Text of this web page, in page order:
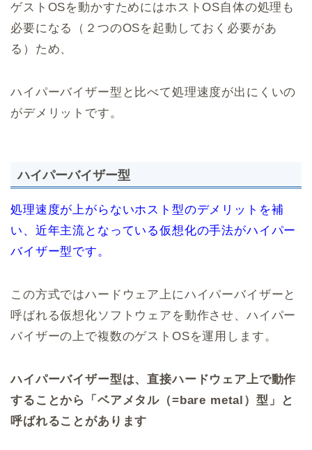
ゲストOSを動かすためにはホストOS自体の処理も
必要になる（２つのOSを起動しておく必要があ
る）ため、
ハイパーバイザー型と比べて処理速度が出にくいの
がデメリットです。
ハイパーバイザー型
処理速度が上がらないホスト型のデメリットを補
い、近年主流となっている仮想化の手法がハイパー
バイザー型です。
この方式ではハードウェア上にハイパーバイザーと
呼ばれる仮想化ソフトウェアを動作させ、ハイパー
バイザーの上で複数のゲストOSを運用します。
ハイパーバイザー型は、直接ハードウェア上で動作
することから「ベアメタル（=bare metal）型」と
呼ばれることがあります